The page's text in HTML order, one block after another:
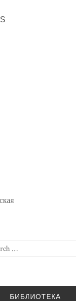
БИБЛИОТЕКА